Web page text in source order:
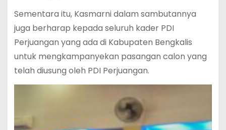
Sementara itu, Kasmarni dalam sambutannya
juga berharap kepada seluruh kader PDI
Perjuangan yang ada di Kabupaten Bengkalis
untuk mengkampanyekan pasangan calon yang
telah diusung oleh PDI Perjuangan.